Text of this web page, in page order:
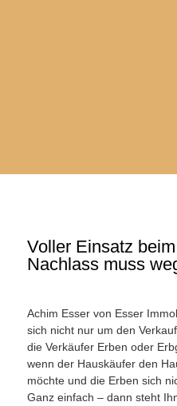
Voller Einsatz
Nachlass muss
Achim Esser von Esser
sich nicht nur um den
die Verkäufer Erben oder
wenn der Hauskäufer den
möchte und die Erben sich
Ganz einfach – dann steht